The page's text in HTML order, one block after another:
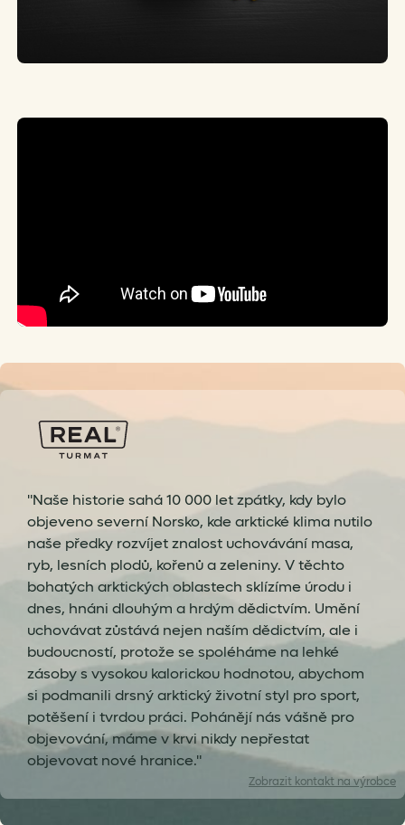
"Naše historie sahá 10 000 let zpátky, kdy bylo
objeveno severní Norsko, kde arktické klima nutilo
naše předky rozvíjet znalost uchovávání masa,
ryb, lesních plodů, kořenů a zeleniny. V těchto
bohatých arktických oblastech sklízíme úrodu i
dnes, hnáni dlouhým a hrdým dědictvím. Umění
uchovávat zůstává nejen naším dědictvím, ale i
budoucností, protože se spoléháme na lehké
zásoby s vysokou kalorickou hodnotou, abychom
si podmanili drsný arktický životní styl pro sport,
potěšení i tvrdou práci. Pohánějí nás vášně pro
objevování, máme v krvi nikdy nepřestat
objevovat nové hranice."
Zobrazit kontakt na výrobce